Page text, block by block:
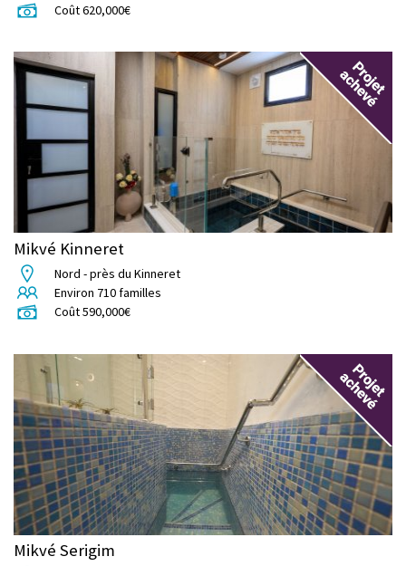
Coût620,000€
Mikvé Kinneret
Nord - près du Kinneret
Environ 710familles
Coût590,000€
Mikvé Serigim